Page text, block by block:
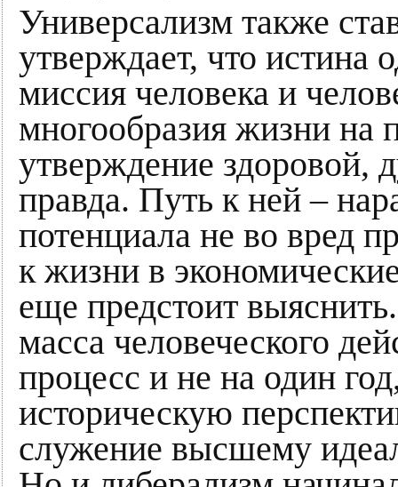
Универсализм также
утверждает, что истина
миссия человека и
многообразия жизни на
утверждение здоровой,
правда. Путь к ней –
потенциала не во вред
к жизни в
еще предстоит
масса человеческого
процесс и не на один
историческую
служение высшему